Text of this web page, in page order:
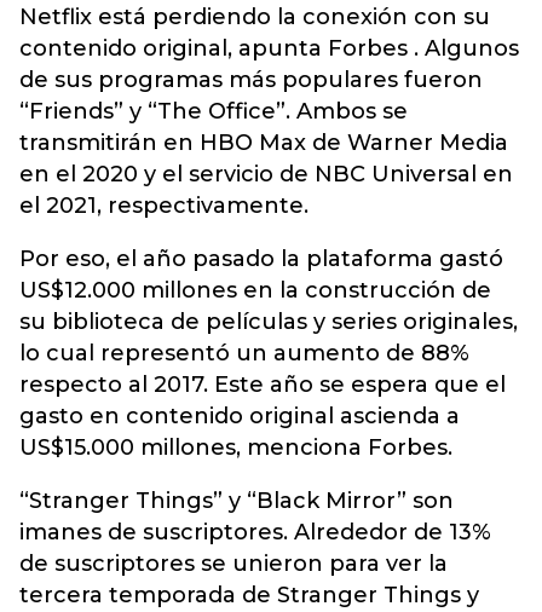
Netflix está perdiendo la conexión con su
contenido original, apunta Forbes . Algunos
de sus programas más populares fueron
“Friends” y “The Office”. Ambos se
transmitirán en HBO Max de Warner Media
en el 2020 y el servicio de NBC Universal en
el 2021, respectivamente.
Por eso, el año pasado la plataforma gastó
US$12.000 millones en la construcción de
su biblioteca de películas y series originales,
lo cual representó un aumento de 88%
respecto al 2017. Este año se espera que el
gasto en contenido original ascienda a
US$15.000 millones, menciona Forbes.
“Stranger Things” y “Black Mirror” son
imanes de suscriptores. Alrededor de 13%
de suscriptores se unieron para ver la
tercera temporada de Stranger Things y